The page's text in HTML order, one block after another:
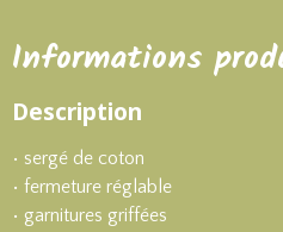
Informations
Description
• sergé de coton
• fermeture réglable
• garnitures griffées